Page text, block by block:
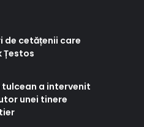
de cetățenii care
Țestos
a intervenit
unei tinere